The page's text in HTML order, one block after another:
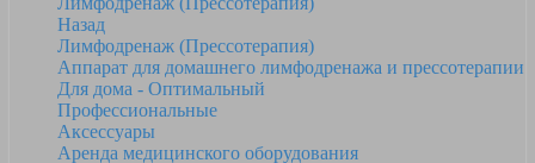
Назад
Лимфодренаж (Прессотерапия)
Аппарат для домашнего лимфодренажа и прессотерапии
Для дома - Оптимальный
Профессиональные
Аксессуары
Аренда медицинского оборудования